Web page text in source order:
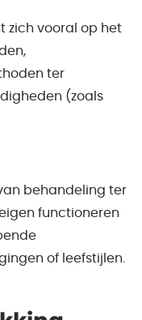
zich vooral op het
ter
(zoals
behandeling ter
functioneren
of leefstijlen.